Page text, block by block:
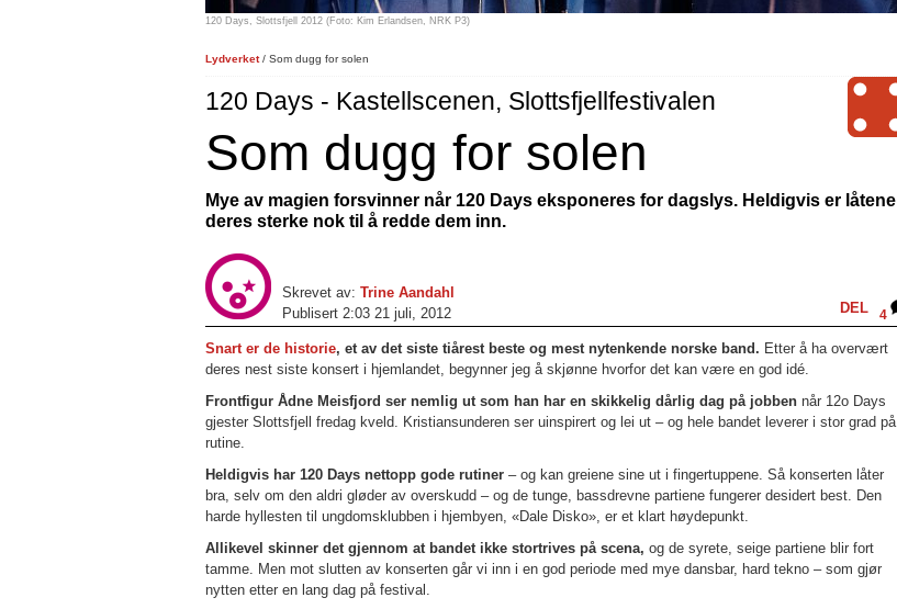
120 Days, Slottsfjell 2012 (Foto: Kim Erlandsen, NRK P3)
Lydverket/ Som dugg for solen
120 Days - Kastellscenen, Slottsfjellfestivalen
Som dugg for solen
Mye av magien forsvinner når 120 Days eksponeres for dagslys. Heldigvis er låtene
deres sterke nok til å redde dem inn.
Skrevet av: Trine Aandahl
Publisert 2:03 21 juli, 2012
DEL 4
Snart er de historie, et av det siste tiårest beste og mest nytenkende norske band. Etter å ha overvært
deres nest siste konsert i hjemlandet, begynner jeg å skjønne hvorfor det kan være en god idé.
Frontfigur Ådne Meisfjord ser nemlig ut som han har en skikkelig dårlig dag på jobben når 12o Days
gjester Slottsfjell fredag kveld. Kristiansunderen ser uinspirert og lei ut – og hele bandet leverer i stor grad på
rutine.
Heldigvis har 120 Days nettopp gode rutiner – og kan greiene sine ut i fingertuppene. Så konserten låter
bra, selv om den aldri gløder av overskudd – og de tunge, bassdrevne partiene fungerer desidert best. Den
harde hyllesten til ungdomsklubben i hjembyen, «Dale Disko», er et klart høydepunkt.
Allikevel skinner det gjennom at bandet ikke stortrives på scena, og de syrete, seige partiene blir fort
tamme. Men mot slutten av konserten går vi inn i en god periode med mye dansbar, hard tekno – som gjør
nytten etter en lang dag på festival.